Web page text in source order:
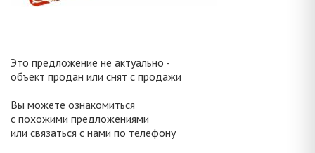
Это предложение не актуально -
объект продан или снят с продажи
Вы можете ознакомиться
с похожими предложениями
или связаться с нами по телефону